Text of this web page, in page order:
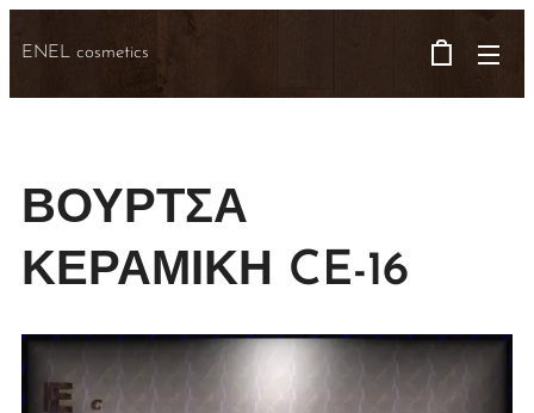
ENEL cosmetics
ΒΟΥΡΤΣΑ
ΚΕΡΑΜΙΚΗ CE-16